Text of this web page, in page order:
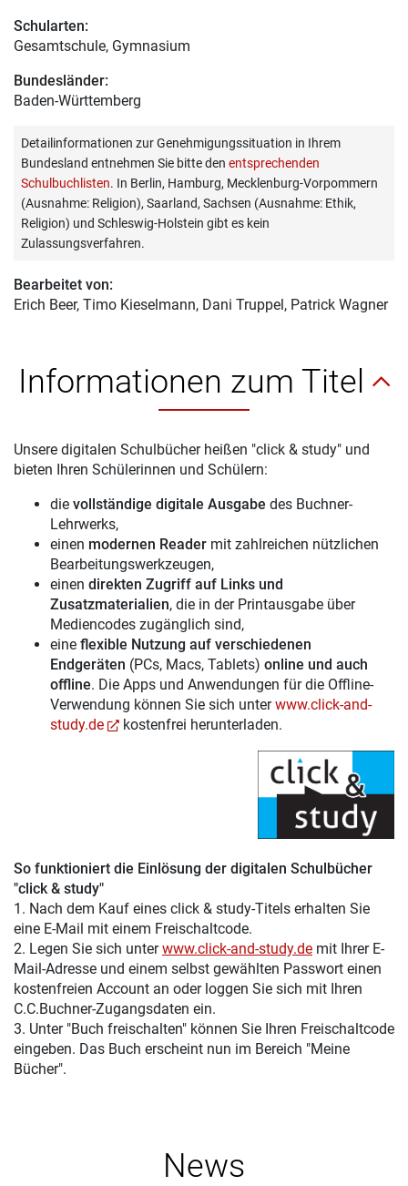
Schularten:
Gesamtschule, Gymnasium
Bundesländer:
Baden-Württemberg
Detailinformationen zur Genehmigungssituation in Ihrem
Bundesland entnehmen Sie bitte den entsprechenden
Schulbuchlisten. In Berlin, Hamburg, Mecklenburg-Vorpommern
(Ausnahme: Religion), Saarland, Sachsen (Ausnahme: Ethik,
Religion) und Schleswig-Holstein gibt es kein
Zulassungsverfahren.
Bearbeitet von:
Erich Beer, Timo Kieselmann, Dani Truppel, Patrick Wagner
Informationen zum Titel
Unsere digitalen Schulbücher heißen "click & study" und
bieten Ihren Schülerinnen und Schülern:
die vollständige digitale Ausgabe des Buchner-
Lehrwerks,
einen modernen Reader mit zahlreichen nützlichen
Bearbeitungswerkzeugen,
einen direkten Zugriff auf Links und
Zusatzmaterialien, die in der Printausgabe über
Mediencodes zugänglich sind,
eine flexible Nutzung auf verschiedenen
Endgeräten (PCs, Macs, Tablets) online und auch
offline. Die Apps und Anwendungen für die Offline-
Verwendung können Sie sich unterwww.click-and-
study.de
kostenfrei herunterladen.
So funktioniert die Einlösung der digitalen Schulbücher
"click & study"
1. Nach dem Kauf eines click & study-Titels erhalten Sie
eine E-Mail mit einem Freischaltcode.
2. Legen Sie sich unterwww.click-and-study.de mit Ihrer E-
Mail-Adresse und einem selbst gewählten Passwort einen
kostenfreien Account an oder loggen Sie sich mit Ihren
C.C.Buchner-Zugangsdaten ein.
3. Unter "Buch freischalten" können Sie Ihren Freischaltcode
eingeben. Das Buch erscheint nun im Bereich "Meine
Bücher".
News